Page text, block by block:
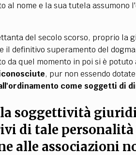
al nome e la sua tutela assumono
del secolo scorso, proprio la
definitivo superamento del
quel momento in poi si è potuto
, pur non essendo
come soggetti di
soggettività
di tale personalità
alle associazioni